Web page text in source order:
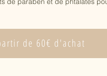
de 60€ d'achat